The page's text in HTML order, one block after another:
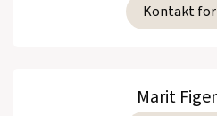
Kontakt
Marit